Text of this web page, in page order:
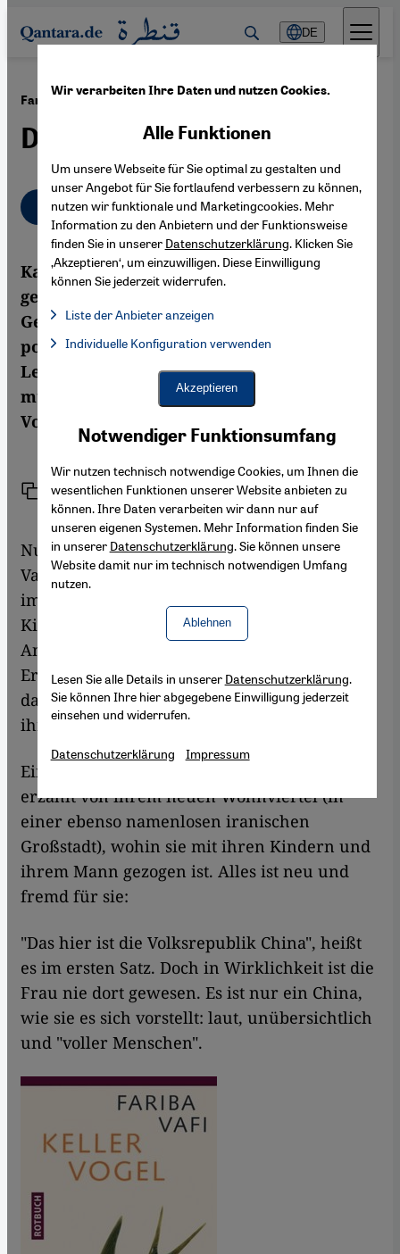
Direkt zum Inhalt springen
DE
Fariba Vafis Roman ''Kellervogel'' ·05.02.2013
Der süße Vogel Freiheit
Deutsch English
Kann ein Roman, in dem nichts über Politik
gesagt wird und der den Blick nicht auf die
Gesellschaft richtet, dennoch eine
politische Dimension aufweisen? Nach der
Lektüre von Fariba Vafis "Kellervogel"
muss man diese Frage unbedingt bejahen.
Volker Kaminski hat das Buch gelesen.
Link Teilen Drucken
Nur vordergründig beschränkt sich Fariba
Vafi auf die Alltagsprobleme ihrer Heldin, die
immer gleichen Mühen der Mutter zweier
Kinder und das Gezänk der Eheleute. Von
Anfang an schwingt im scheinbar naiv
Erzählten ein Subtext mit, der den
dargestellten Mikrokosmos unterläuft und
ihn zum Schillern bringt.
Eine junge (im Text namenlose) Iranerin
erzählt von ihrem neuen Wohnviertel (in
einer ebenso namenlosen iranischen
Großstadt), wohin sie mit ihren Kindern und
ihrem Mann gezogen ist. Alles ist neu und
fremd für sie:
"Das hier ist die Volksrepublik China", heißt
es im ersten Satz. Doch in Wirklichkeit ist die
Frau nie dort gewesen. Es ist nur ein China,
wie sie es sich vorstellt: laut, unübersichtlich
und "voller Menschen".
Wir verarbeiten Ihre Daten und nutzen Cookies.
Notwendiger Funktionsumfang
Wir nutzen technisch notwendige Cookies, um Ihnen die
wesentlichen Funktionen unserer Website anbieten zu
können. Ihre Daten verarbeiten wir dann nur auf
unseren eigenen Systemen. Mehr Information finden Sie
in unserer Datenschutzerklärung. Sie können unsere
Website damit nur im technisch notwendigen Umfang
nutzen.
Ablehnen
Alle Funktionen
Um unsere Webseite für Sie optimal zu gestalten und
unser Angebot für Sie fortlaufend verbessern zu können,
nutzen wir funktionale und Marketingcookies. Mehr
Information zu den Anbietern und der Funktionsweise
finden Sie in unserer Datenschutzerklärung. Klicken Sie
‚Akzeptieren‘, um einzuwilligen. Diese Einwilligung
können Sie jederzeit widerrufen.
Liste der Anbieter anzeigen
Facebook Embed / Facebook Connect, Google Maps Embed,
Facebook Embed / Facebook Connect
Google Maps Embed
Individuelle Konfiguration verwenden
Akzeptieren
Lesen Sie alle Details in unserer Datenschutzerklärung.
Sie können Ihre hier abgegebene Einwilligung jederzeit
einsehen und widerrufen.
Datenschutzerklärung Impressum